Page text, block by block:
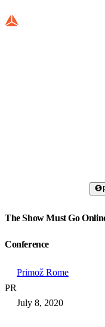
The Show Must Go
Conference
PR
Primož Rome
July 8, 2020